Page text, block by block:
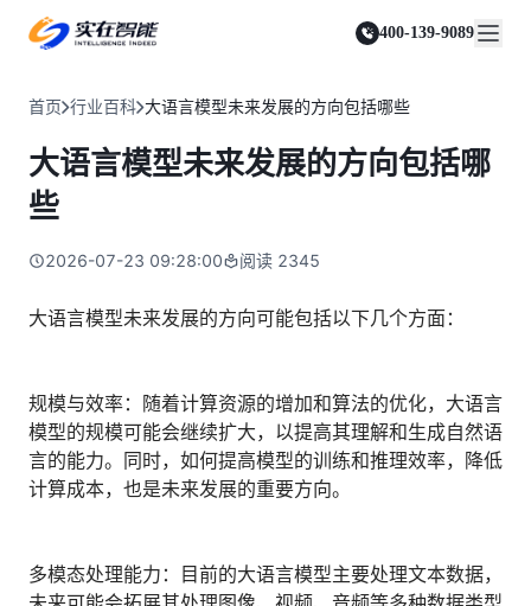
400-139-9089
人人都会用的智能体
智能文档审阅平台
实在 RPA 机器人
可靠的机器人终端
实在 RPA 控制器
强大的智能中枢
全面支持国产信创生态
实在取数宝
一键提数整合，洞察更高效
通信运营商
零售电商
能源及制造业
医药行业
金融
运营商
店铺运营 | 私域运营 | 数据运营 | 仓储管理
统计税务 | 行政审批 | 基层减负 | 优化营商
制造业
订单生成 | 库存管控 | 物流监控 | 风险监测
司法
人才培养 | 智能教具 | 智能实训 | 课程共创
资源与支持
实在学院
智能体市场
合作伙伴
客户支持
关于实在
媒体报道
视频动态
加入我们
首页 行业百科 大语言模型未来发展的方向包括哪些
大语言模型未来发展的方向包括哪
些
2026-07-23 09:28:00 阅读 2345
大语言模型未来发展的方向可能包括以下几个方面：
规模与效率：随着计算资源的增加和算法的优化，大语言
模型的规模可能会继续扩大，以提高其理解和生成自然语
言的能力。同时，如何提高模型的训练和推理效率，降低
计算成本，也是未来发展的重要方向。
多模态处理能力：目前的大语言模型主要处理文本数据，